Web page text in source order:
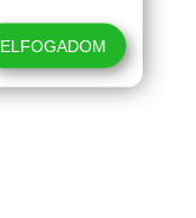
ELFOGADOM